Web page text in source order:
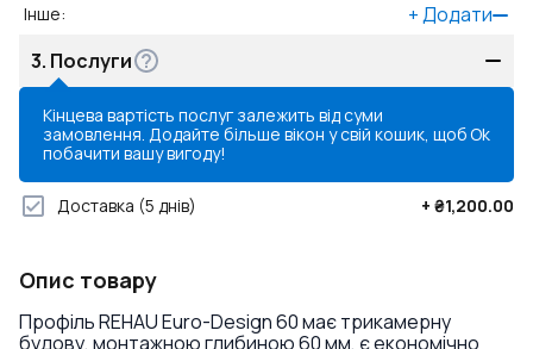
Інше: +Додати
3. Послуги
Кінцева вартість послуг залежить від суми
замовлення. Додайте більше вікон у свій кошик, щоб
побачити вашу вигоду!
Ok
Доставка (5 днів) + ₴1,200.00
Опис товару
Профіль REHAU Euro-Design 60 має трикамерну
будову, монтажною глибиною 60 мм, є економічно